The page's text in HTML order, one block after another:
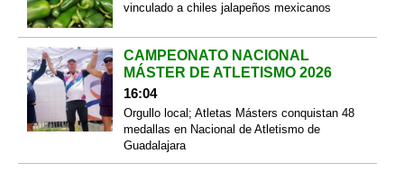
vinculado a chiles jalapeños mexicanos
CAMPEONATO NACIONAL
MÁSTER DE ATLETISMO 2026
16:04
Orgullo local; Atletas Másters conquistan 48
medallas en Nacional de Atletismo de
Guadalajara